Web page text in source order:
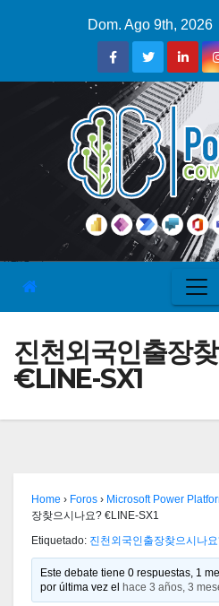
Dom. Ago 9th, 2026
진천외국인출장
€LINE-SX1
Home › Foros › Microsoft Power
장찾으시나요? €LINE-SX1
Etiquetado: 진천외국인출장찾으시나
Este debate tiene 0 respuestas, 1
por última vez el
hace 3 años, 3